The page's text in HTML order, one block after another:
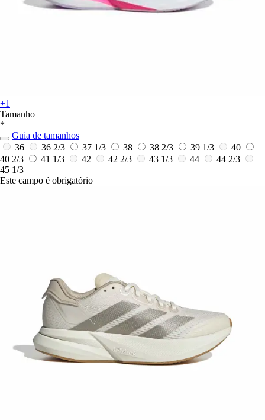
+1
Tamanho
*
Guia de tamanhos
36
36 2/3 37 1/3 38 38 2/3 39 1/3
40
40 2/3
41 1/3 42 42 2/3 43 1/3 44
44 2/3
45 1/3
Este campo é obrigatório